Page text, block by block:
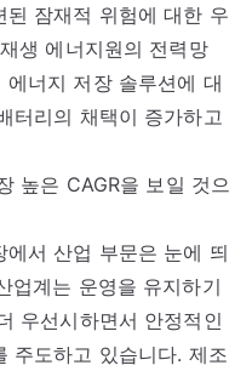
된 잠재적 위험에 대한 우
생 에너지원의 전력망
너지 저장 솔루션에 대
터리의 채택이 증가하고
높은 CAGR을 보일 것으
서 산업 부문은 눈에 띄
업계는 운영을 유지하기
우선시하면서 안정적인
주도하고 있습니다. 제조